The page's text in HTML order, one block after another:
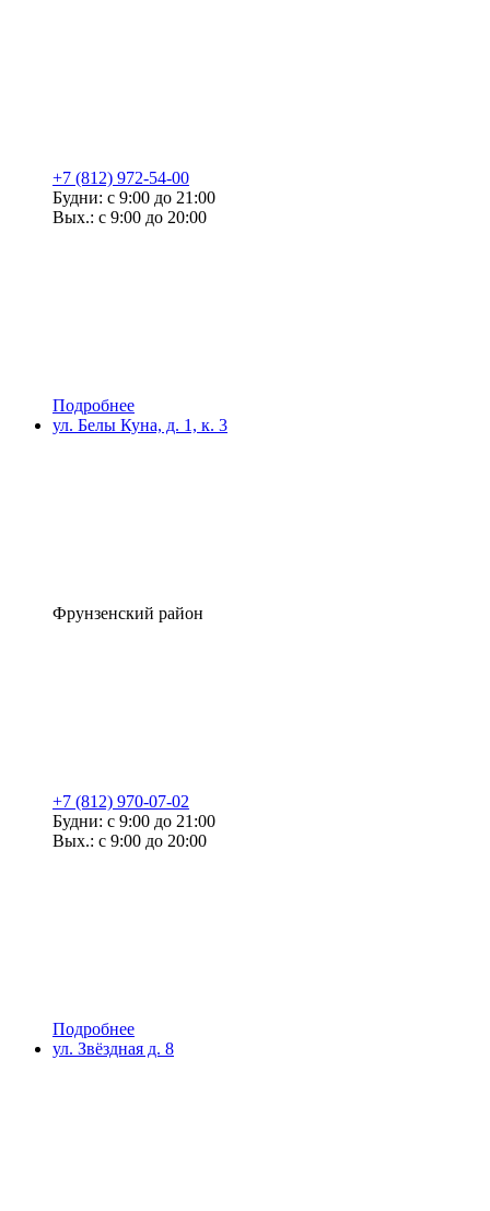
+7 (812) 972-54-00
Будни: с 9:00 до 21:00
Вых.: с 9:00 до 20:00
Подробнее
ул. Белы Куна, д. 1, к. 3
Фрунзенский район
+7 (812) 970-07-02
Будни: с 9:00 до 21:00
Вых.: с 9:00 до 20:00
Подробнее
ул. Звёздная д. 8